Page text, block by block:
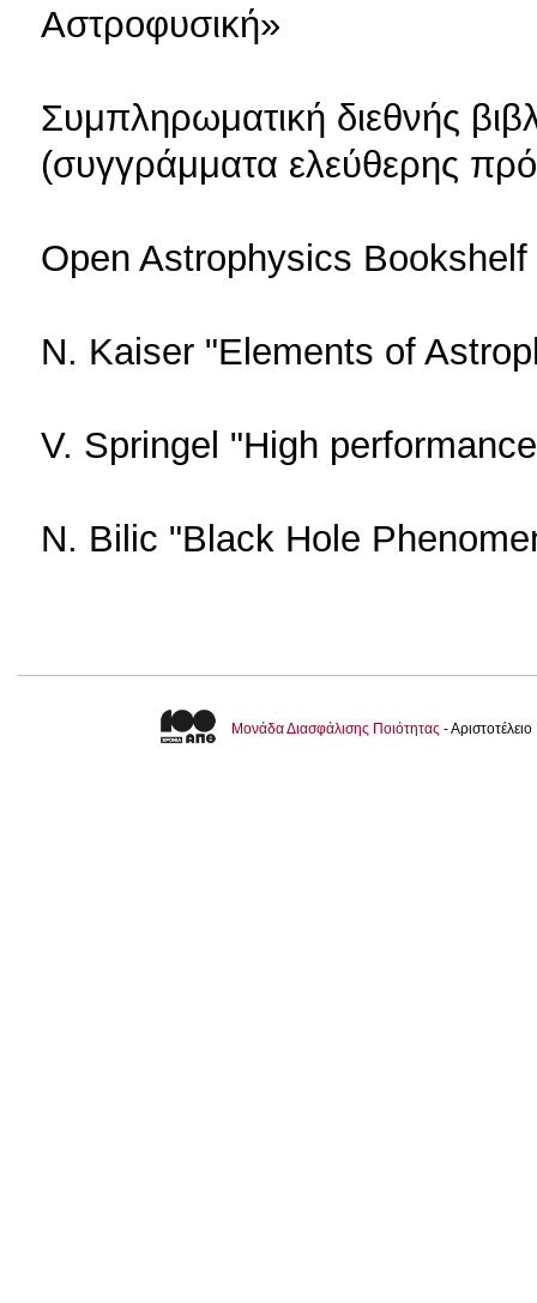
Αστροφυσική»
Συμπληρωματική διεθνής
(συγγράμματα ελεύθερης
Open Astrophysics Bookshelf
N. Kaiser "Elements of
V. Springel "High
N. Bilic "Black Hole
Μονάδα Διασφάλισης Ποιότητας -